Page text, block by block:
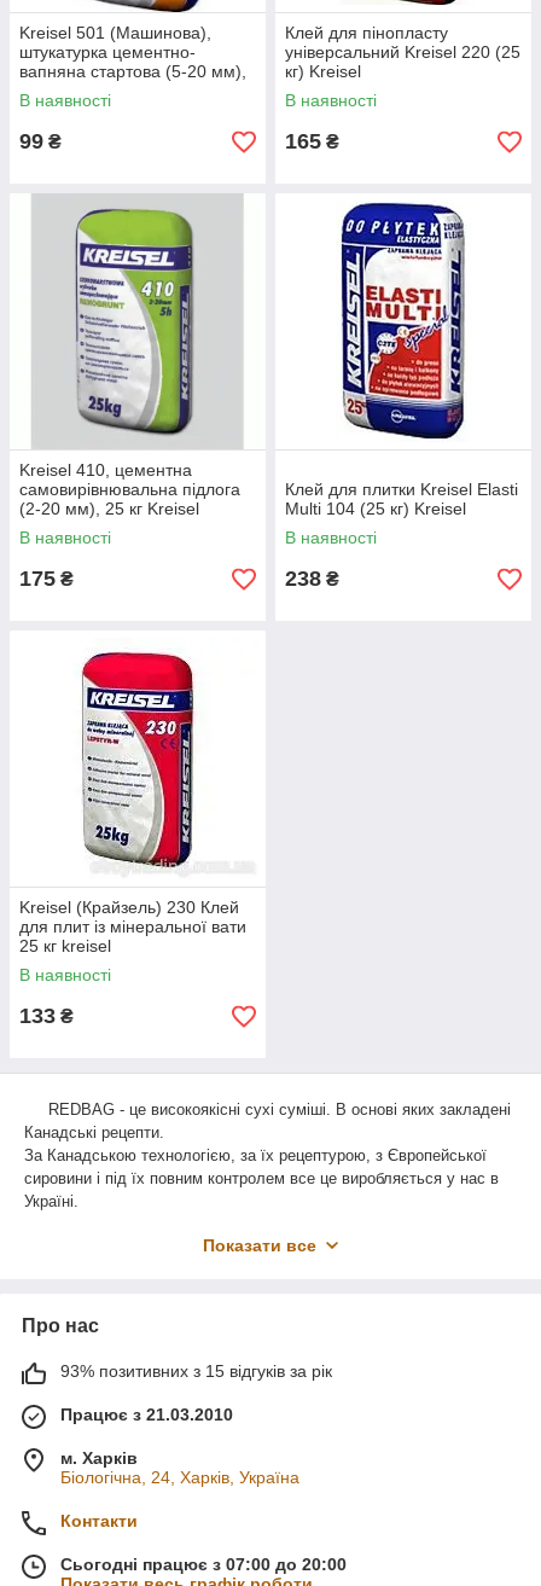
Kreisel 501 (Машинова),
штукатурка цементно-
вапняна стартова (5-20 мм),
25 кг Kreisel
В наявності
99 ₴
Клей для пінопласту
універсальний Kreisel 220 (25
кг) Kreisel
В наявності
165 ₴
Kreisel 410, цементна
самовирівнювальна підлога
(2-20 мм), 25 кг Kreisel
В наявності
175 ₴
Клей для плитки Kreisel Elasti
Multi 104 (25 кг) Kreisel
В наявності
238 ₴
Kreisel (Крайзель) 230 Клей
для плит із мінеральної вати
25 кг kreisel
В наявності
133 ₴
REDBAG - це високоякісні сухі суміші. В основі яких закладені
Канадські рецепти.
За Канадською технологією, за їх рецептурою, з Європейської
сировини і під їх повним контролем все це виробляється у нас в
Україні.
пластичність, лягають як масло, адгезія високо класна, плюс
Це якісні біс проблемні суміші для надійного результату.
виробника редбег, яка спеціалізується на новітніх розробках клею,
низьку ціну на клей і будь-який матеріал цього виробника.
Продукція Redbeg на основі полімерів розроблено за
євро стандартам якості та екології відповідає всім будівельним
Купить клей для пенопласта или заказать доставку
материала с оплатой на месте очень просто и удобно с компанией
Инвестор строй Сыпучие и отделочные материалы Redbeg купить
Показати все
Про нас
93% позитивних з 15 відгуків за рік
Працює з 21.03.2010
м. Харків
Біологічна, 24, Харків, Україна
Контакти
Сьогодні працює з 07:00 до 20:00